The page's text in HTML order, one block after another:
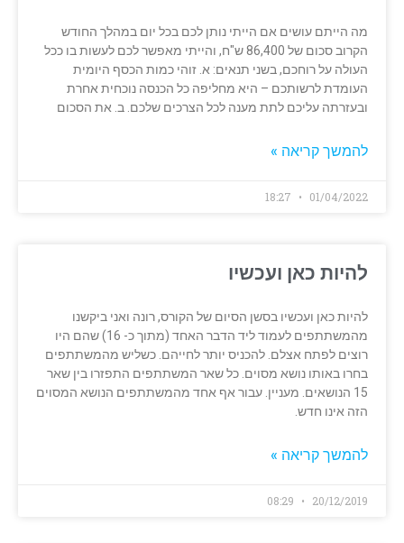
מה הייתם עושים אם הייתי נותן לכם בכל יום במהלך החודש
הקרוב סכום של 86,400 ש"ח, והייתי מאפשר לכם לעשות בו ככל
העולה על רוחכם, בשני תנאים: א. זוהי כמות הכסף היומית
העומדת לרשותכם – היא מחליפה כל הכנסה נוכחית אחרת
ובעזרתה עליכם לתת מענה לכל הצרכים שלכם. ב. את הסכום
להמשך קריאה »
01/04/2022
להיות כאן ועכשיו
להיות כאן ועכשיו בסשן הסיום של הקורס, רונה ואני ביקשנו
מהמשתתפים לעמוד ליד הדבר האחד (מתוך כ- 16) שהם היו
רוצים לפתח אצלם. להכניס יותר לחייהם. כשליש מהמשתתפים
בחרו באותו נושא מסוים. כל שאר המשתתפים התפזרו בין שאר
15 הנושאים. מעניין. עבור אף אחד מהמשתתפים הנושא המסוים
הזה אינו חדש.
להמשך קריאה »
20/12/2019